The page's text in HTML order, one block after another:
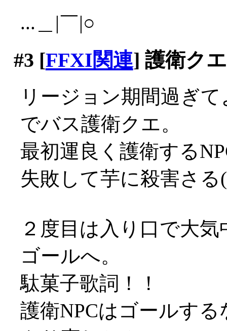
...＿|￣|○
#3 [FFXI関連] 護衛ク
リージョン期間過ぎ
でバス護衛クエ。
最初運良く護衛する
失敗して芋に殺害さる
２度目は入り口で大
ゴールへ。
駄菓子歌詞！！
護衛NPCはゴールす